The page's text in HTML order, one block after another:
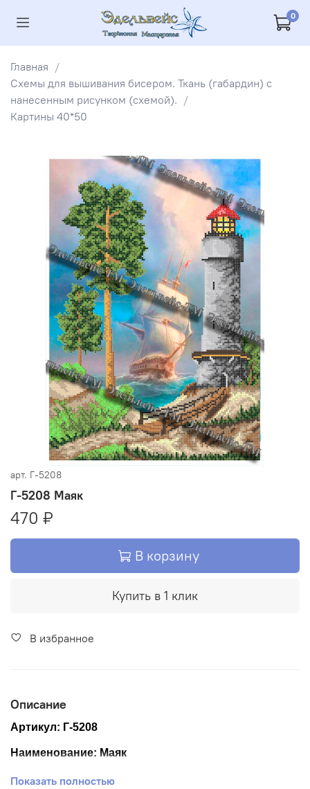
0
Главная
Схемы для вышивания бисером. Ткань (габардин) с
нанесенным рисунком (схемой).
Картины 40*50
арт. Г-5208
Г-5208 Маяк
470 ₽
В корзину
Купить в 1 клик
В избранное
Описание
Артикул: Г-5208
Наименование: Маяк
Размер ткани 40*50 см
Показать полностью